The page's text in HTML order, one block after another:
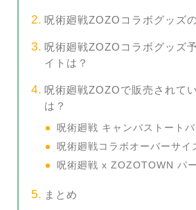
呪術廻戦ZOZOコラボグッズ
呪術廻戦ZOZOコラボグッズ
イトは？
呪術廻戦ZOZOで販売されて
は？
呪術廻戦 キャンバストート
呪術廻戦コラボオーバーサイ
呪術廻戦 x ZOZOTOWN パ
まとめ